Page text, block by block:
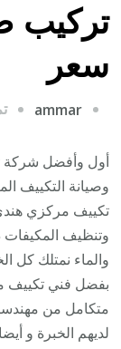
تركيب
سعر
ammar
أول وأفضل شركة
وصيانة التكييف
تكييف مركزي
وتنظيف المكيفات
والماء نمتلك كل
بفضل فني تكييف
متكامل من
لديهم الخبرة و